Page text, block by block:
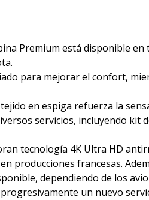
Premium está disponible
para mejorar el confort,
en espiga refuerza la
servicios, incluyendo kit
tecnología 4K Ultra HD
producciones francesas.
dependiendo de los
un nuevo